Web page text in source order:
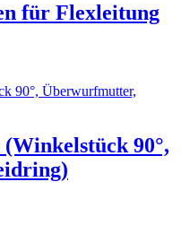
für Flexleitung
90°,